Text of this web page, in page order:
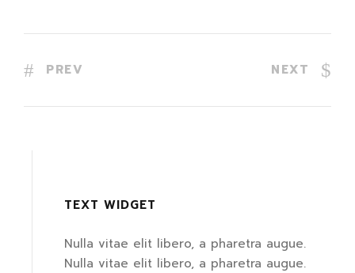
PREV NEXT
TEXT WIDGET
Nulla vitae elit libero, a pharetra augue.
Nulla vitae elit libero, a pharetra augue.